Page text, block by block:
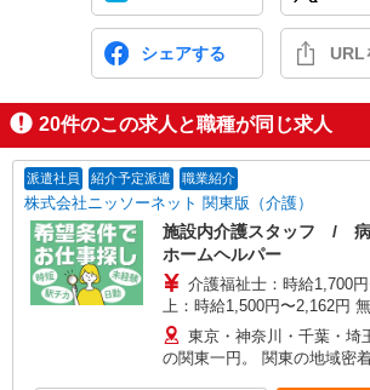
シェアする URL
20件のこの求人と職種が同じ求人
派遣社員 紹介予定派遣 職業紹介
株式会社ニッソーネット 関東版（介護）
施設内介護スタッフ /
ホームヘルパー
介護福祉士：時給1,700
上：時給1,500円〜2,162円
1,350円〜1,925円 ※給与幅は勤務先による +交通
費、諸手当（勤務先による
れる （別途規定
東京・神奈川・千葉・埼
の関東一円。 関東の地域密